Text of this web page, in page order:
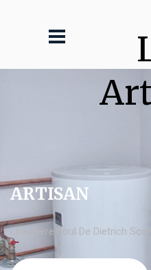
ARTISAN
chaudière fioul De Dietrich